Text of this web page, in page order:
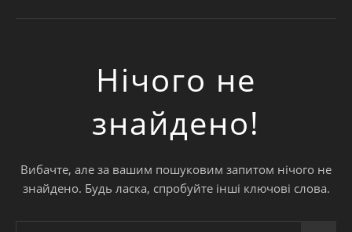
Нічого не
знайдено!
Вибачте, але за вашим пошуковим запитом нічого не
знайдено. Будь ласка, спробуйте інші ключові слова.